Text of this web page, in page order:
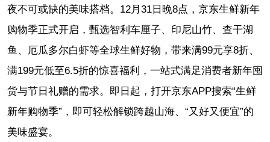
夜不可或缺的美味搭档。12月31日晚8点，京东生鲜新年
购物季正式开启，甄选智利车厘子、印尼山竹、查干湖
鱼、厄瓜多尔白虾等全球生鲜好物，带来满99元享8折、
满199元低至6.5折的惊喜福利，一站式满足消费者新年囤
货与节日礼赠的需求。即日起，打开京东APP搜索“生鲜
新年购物季”，即可轻松解锁跨越山海、“又好又便宜”的
美味盛宴。